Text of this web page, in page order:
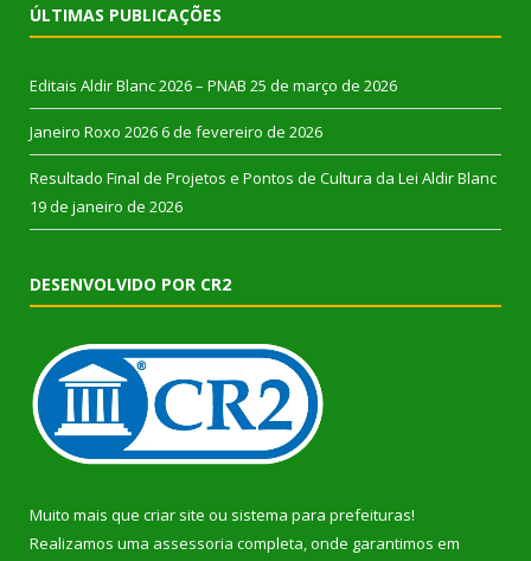
ÚLTIMAS PUBLICAÇÕES
Editais Aldir Blanc 2026 – PNAB 25 de março de 2026
Janeiro Roxo 2026 6 de fevereiro de 2026
Resultado Final de Projetos e Pontos de Cultura da Lei Aldir Blanc
19 de janeiro de 2026
DESENVOLVIDO POR CR2
Muito mais que criar site ou sistema para prefeituras!
Realizamos uma assessoria completa, onde garantimos em